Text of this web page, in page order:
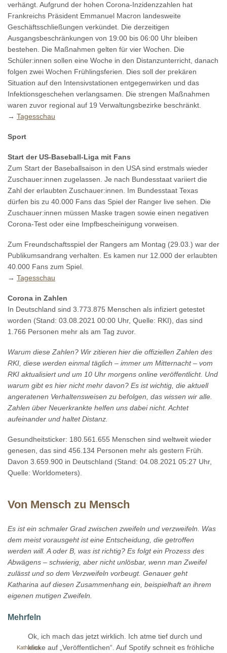
verhängt. Aufgrund der hohen Corona-Inzidenzzahlen hat
Frankreichs Präsident Emmanuel Macron landesweite
Geschäftsschließungen verkündet. Die derzeitigen
Ausgangsbeschränkungen von 19:00 bis 06:00 Uhr bleiben
bestehen. Die Maßnahmen gelten für vier Wochen. Die
Schüler:innen sollen eine Woche in den Distanzunterricht, danach
folgen zwei Wochen Frühlingsferien. Dies soll der prekären
Situation auf den Intensivstationen entgegenwirken und das
Infektionsgeschehen verlangsamen. Die strengen Maßnahmen
waren zuvor regional auf 19 Verwaltungsbezirke beschränkt.
→ Tagesschau
Sport
Start der US-Baseball-Liga mit Fans
Zum Start der Baseballsaison in den USA sind erstmals wieder
Zuschauer:innen zugelassen. Je nach Bundesstaat variiert die
Zahl der erlaubten Zuschauer:innen. Im Bundesstaat Texas
dürfen bis zu 40.000 Fans das Spiel der Ranger live sehen. Die
Zuschauer:innen müssen Maske tragen sowie einen negativen
Corona-Test oder eine Impfbescheinigung vorweisen.
Zum Freundschaftsspiel der Rangers am Montag (29.03.) war der
Publikumsandrang verhalten. Es kamen nur 12.000 der erlaubten
40.000 Fans zum Spiel.
→ Tagesschau
Corona in Zahlen
In Deutschland sind 3.773.875 Menschen als infiziert getestet
worden (Stand: 03.08.2021 00:00 Uhr, Quelle: RKI), das sind
1.766 Personen mehr als am Tag zuvor.
Warum diese Zahlen? Wir zitieren hier die offiziellen Zahlen des
RKI, diese werden einmal täglich – immer um Mitternacht – vom
RKI aktualisiert und um 10 Uhr morgens online veröffentlicht. Und
warum gibt es hier nicht mehr davon? Es ist wichtig, die aktuell
angeratenen Verhaltensweisen zu befolgen, das wissen wir alle.
Zahlen über Neuerkrankte helfen uns dabei nicht. Achtet
aufeinander und haltet Distanz.
Gesundheitsticker: 180.561.655 Menschen sind weltweit wieder
genesen, das sind 456.134 Personen mehr als gestern Früh.
Davon 3.659.900 in Deutschland (Stand: 04.08.2021 05:27 Uhr,
Quelle: Worldometers).
Von Mensch zu Mensch
Es ist ein schmaler Grad zwischen zweifeln und verzweifeln. Was
dem meist vorausgeht ist eine Entscheidung, die getroffen
werden will. A oder B, was ist richtig? Es folgt ein Prozess des
Abwägens – schwierig, aber nicht unlösbar, wenn man Zweifel
zulässt und so dem Verzweifeln vorbeugt. Genauer geht
Katharina auf diesen Zusammenhang ein, beispielhaft an ihrem
eigenen mutigen Zweifeln.
Mehrfeln
Katharina
Ok, ich mach das jetzt wirklich. Ich atme tief durch und
klicke auf „Veröffentlichen“. Auf Spotify schneit es fröhliche